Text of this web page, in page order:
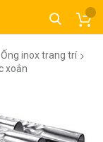
Ống inox trang trí
xoắn